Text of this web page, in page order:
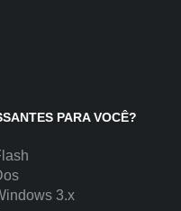
PARA VOCÊ?
3.x